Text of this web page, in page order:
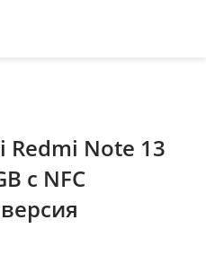
Note 13
с NFC